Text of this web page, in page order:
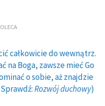
całkowicie do wewnątrz.
na Boga, zawsze mieć Go
o sobie, aż znajdzie
Rozwój duchowy)